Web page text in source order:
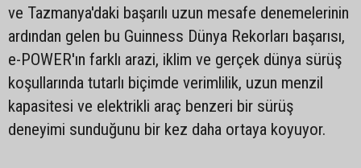
ve Tazmanya'daki başarılı uzun mesafe denemelerinin
ardından gelen bu Guinness Dünya Rekorları başarısı,
e-POWER'ın farklı arazi, iklim ve gerçek dünya sürüş
koşullarında tutarlı biçimde verimlilik, uzun menzil
kapasitesi ve elektrikli araç benzeri bir sürüş
deneyimi sunduğunu bir kez daha ortaya koyuyor.